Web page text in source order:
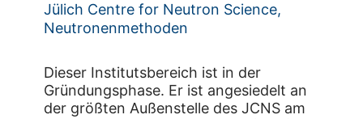
Jülich Centre for Neutron Science,
Neutronenmethoden
Dieser Institutsbereich ist in der
Gründungsphase. Er ist angesiedelt an
der größten Außenstelle des JCNS am